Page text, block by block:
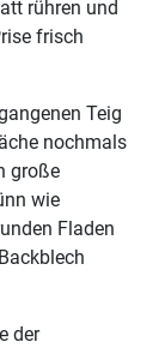
rühren und
frisch
Teig
nochmals
große
wie
Fladen
der